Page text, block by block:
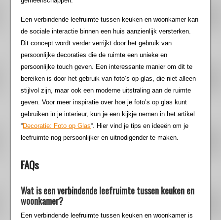
Een verbindende leefruimte tussen keuken en woonkamer kan
de sociale interactie binnen een huis aanzienlijk versterken.
Dit concept wordt verder verrijkt door het gebruik van
persoonlijke decoraties die de ruimte een unieke en
persoonlijke touch geven. Een interessante manier om dit te
bereiken is door het gebruik van foto’s op glas, die niet alleen
stijlvol zijn, maar ook een moderne uitstraling aan de ruimte
geven. Voor meer inspiratie over hoe je foto’s op glas kunt
gebruiken in je interieur, kun je een kijkje nemen in het artikel
“Decoratie: Foto op Glas“. Hier vind je tips en ideeën om je
leefruimte nog persoonlijker en uitnodigender te maken.
FAQs
Wat is een verbindende leefruimte tussen keuken en
woonkamer?
Een verbindende leefruimte tussen keuken en woonkamer is